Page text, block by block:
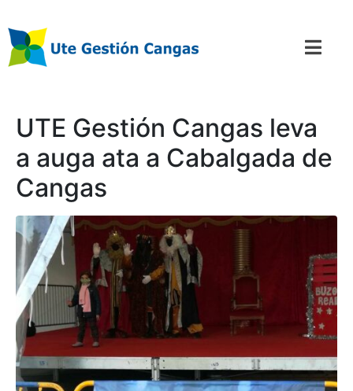
UTE Gestión Cangas leva
a auga ata a Cabalgada de
Cangas